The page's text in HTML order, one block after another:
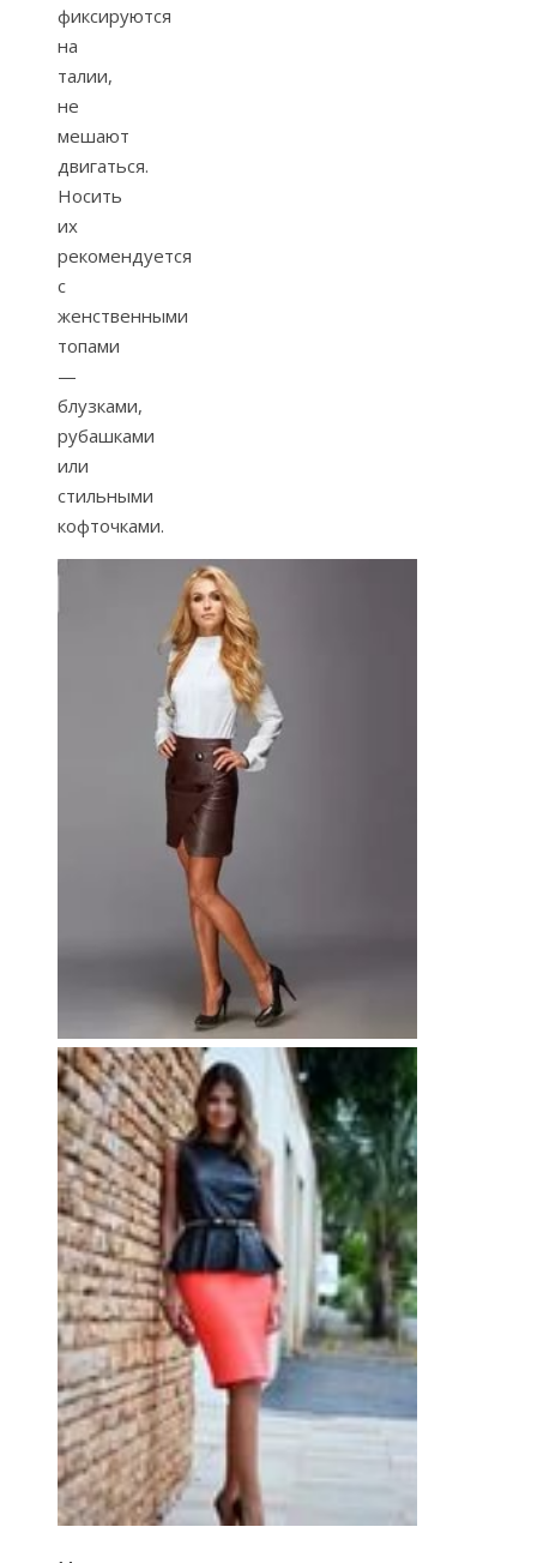
фиксируются
на
талии,
не
мешают
двигаться.
Носить
их
рекомендуется
с
женственными
топами
—
блузками,
рубашками
или
стильными
кофточками.